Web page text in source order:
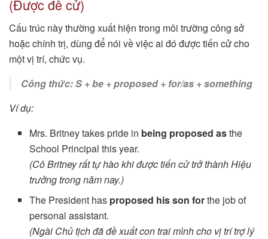
(Được đề cử)
Cấu trúc này thường xuất hiện trong môi trường công sở
hoặc chính trị, dùng để nói về việc ai đó được tiến cử cho
một vị trí, chức vụ.
Công thức: S + be + proposed + for/as + something
Ví dụ:
Mrs. Britney takes pride in being proposed asthe
School Principal this year.
(Cô Britney rất tự hào khi được tiến cử trở thành Hiệu
trưởng trong năm nay.)
The President has proposed his son forthe job of
personal assistant.
(Ngài Chủ tịch đã đề xuất con trai mình cho vị trí trợ lý